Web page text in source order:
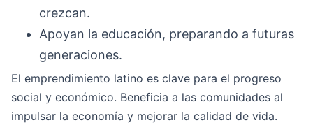
crezcan.
Apoyan la educación, preparando a futuras
generaciones.
El emprendimiento latino es clave para el progreso
social y económico. Beneficia a las comunidades al
impulsar la economía y mejorar la calidad de vida.